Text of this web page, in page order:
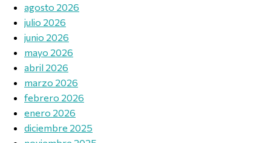
agosto 2026
julio 2026
junio 2026
mayo 2026
abril 2026
marzo 2026
febrero 2026
enero 2026
diciembre 2025